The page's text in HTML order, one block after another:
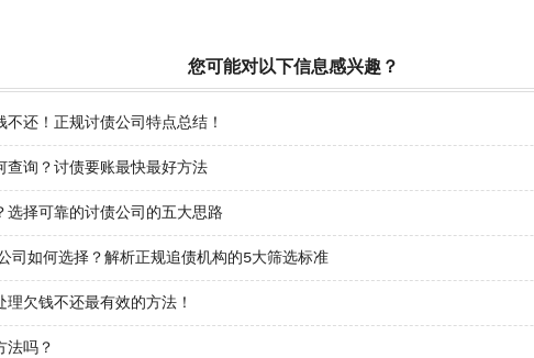
您可能对以下信息感兴趣？
还！正规讨债公司特点总结！
查询？讨债要账最快最好方法
选择可靠的讨债公司的五大思路
司如何选择？解析正规追债机构的5大筛选标准
欠钱不还最有效的方法！
法吗？